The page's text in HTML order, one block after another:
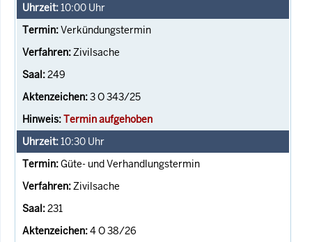
10:00 Uhr
Verkündungstermin
Zivilsache
249
3 O 343/25
Termin aufgehoben
10:30 Uhr
Güte- und Verhandlungstermin
Zivilsache
231
4 O 38/26